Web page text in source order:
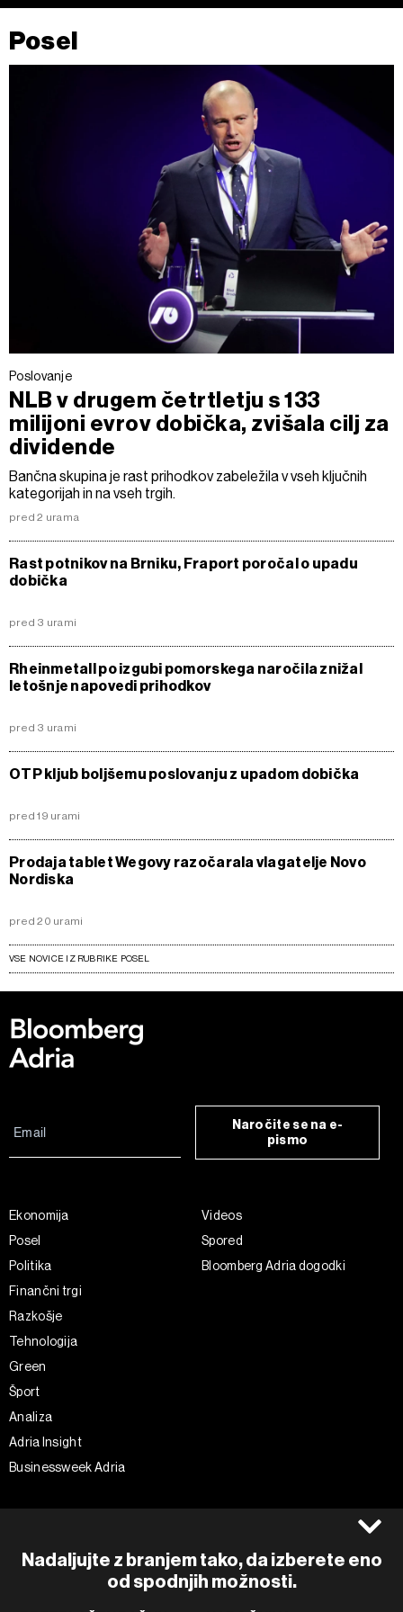
Posel
Poslovanje
NLB v drugem četrtletju s 133
milijoni evrov dobička, zvišala cilj za
dividende
Bančna skupina je rast prihodkov zabeležila v vseh ključnih
kategorijah in na vseh trgih.
pred 2 urama
Rast potnikov na Brniku, Fraport poročal o upadu
dobička
pred 3 urami
Rheinmetall po izgubi pomorskega naročila znižal
letošnje napovedi prihodkov
pred 3 urami
OTP kljub boljšemu poslovanju z upadom dobička
pred 19 urami
Prodaja tablet Wegovy razočarala vlagatelje Novo
Nordiska
pred 20 urami
VSE NOVICE IZ RUBRIKE POSEL
Nadaljujte z branjem tako, da izberete eno
od spodnjih možnosti.
Naročite se na e-
pismo
Ekonomija
Posel
Politika
Finančni trgi
Razkošje
Tehnologija
Green
Šport
Analiza
Adria Insight
Businessweek Adria
Videos
Spored
Bloomberg Adria dogodki
Piškotki
Instagram